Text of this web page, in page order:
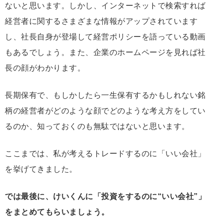
ないと思います。しかし、インターネットで検索すれば
経営者に関するさまざまな情報がアップされています
し、社長自身が登場して経営ポリシーを語っている動画
もあるでしょう。また、企業のホームページを見れば社
長の顔がわかります。
長期保有で、もしかしたら一生保有するかもしれない銘
柄の経営者がどのような顔でどのような考え方をしてい
るのか、知っておくのも無駄ではないと思います。
ここまでは、私が考えるトレードするのに「いい会社」
を挙げてきました。
では最後に、けいくんに「投資をするのに“いい会社”」
をまとめてもらいましょう。